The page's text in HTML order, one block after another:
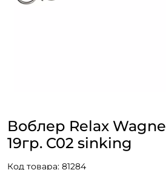
Воблер Relax
19гр. C02 sinking
Код товара: 81284